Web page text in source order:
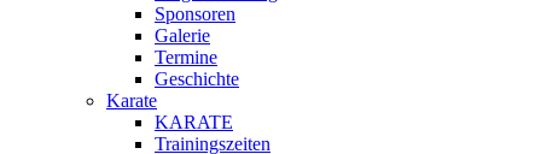
Sponsoren
Galerie
Termine
Geschichte
Karate
KARATE
Trainingszeiten